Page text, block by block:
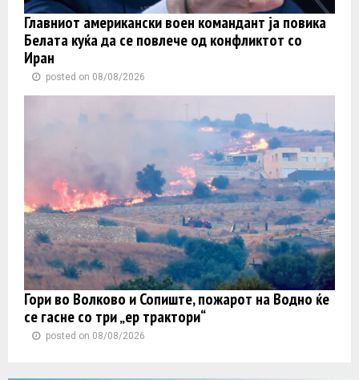
Главниот американски воен командант ја повика
Белата куќа да се повлече од конфликтот со
Иран
posted on 08/08/2026
Гори во Волково и Сопиште, пожарот на Водно ќе
се гасне со три „ер трактори“
posted on 08/08/2026